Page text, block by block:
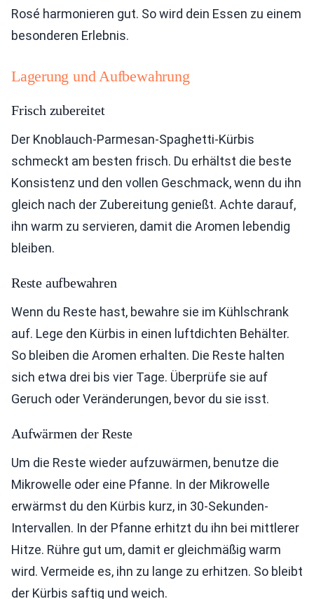
Rosé harmonieren gut. So wird dein Essen zu einem
besonderen Erlebnis.
Lagerung und Aufbewahrung
Frisch zubereitet
Der Knoblauch-Parmesan-Spaghetti-Kürbis
schmeckt am besten frisch. Du erhältst die beste
Konsistenz und den vollen Geschmack, wenn du ihn
gleich nach der Zubereitung genießt. Achte darauf,
ihn warm zu servieren, damit die Aromen lebendig
bleiben.
Reste aufbewahren
Wenn du Reste hast, bewahre sie im Kühlschrank
auf. Lege den Kürbis in einen luftdichten Behälter.
So bleiben die Aromen erhalten. Die Reste halten
sich etwa drei bis vier Tage. Überprüfe sie auf
Geruch oder Veränderungen, bevor du sie isst.
Aufwärmen der Reste
Um die Reste wieder aufzuwärmen, benutze die
Mikrowelle oder eine Pfanne. In der Mikrowelle
erwärmst du den Kürbis kurz, in 30-Sekunden-
Intervallen. In der Pfanne erhitzt du ihn bei mittlerer
Hitze. Rühre gut um, damit er gleichmäßig warm
wird. Vermeide es, ihn zu lange zu erhitzen. So bleibt
der Kürbis saftig und weich.